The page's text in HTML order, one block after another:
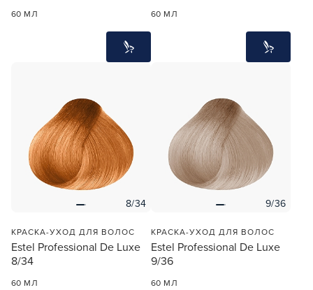
60 МЛ 60 МЛ
8/34
КРАСКА-УХОД ДЛЯ ВОЛОС
Estel Professional De Luxe
8/34
60 МЛ
9/36
КРАСКА-УХОД ДЛЯ ВОЛОС
Estel Professional De Luxe
9/36
60 МЛ